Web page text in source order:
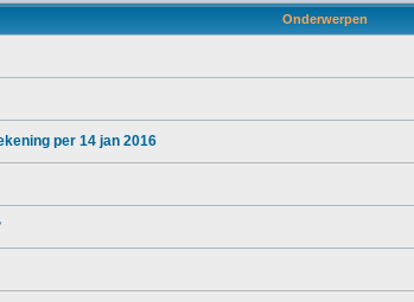
Onderwerpen
per 14 jan 2016